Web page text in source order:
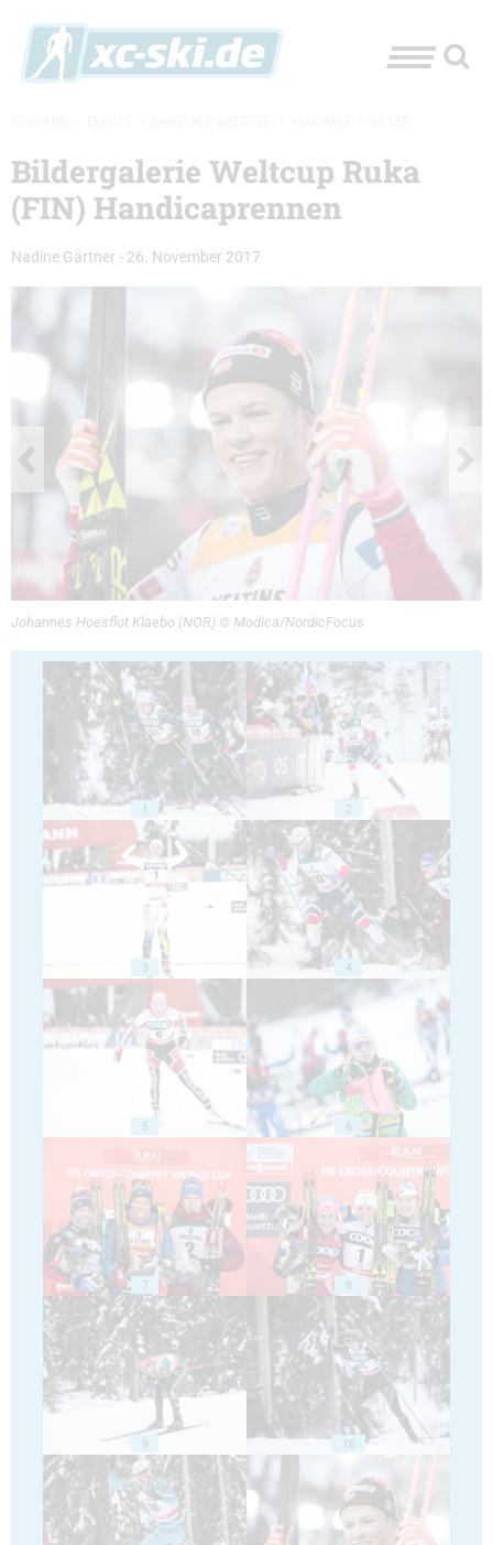
Bildergalerie Weltcup Ruka
(FIN) Handicaprennen
Nadine Gärtner - 26. November 2017
Johannes Hoesflot Klaebo (NOR) © Modica/NordicFocus
1 2
3 4
5 6
7 8
9 10